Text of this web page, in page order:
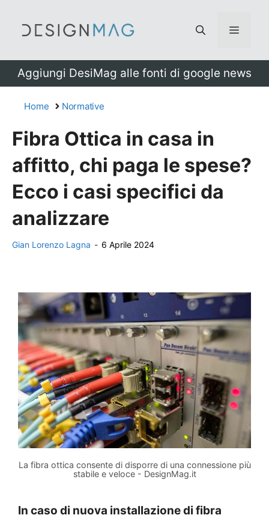
Menu
Aggiungi DesiMag alle fonti di google news
Home Normative
Fibra Ottica in casa in
affitto, chi paga le spese?
Ecco i casi specifici da
analizzare
Gian Lorenzo Lagna - 6 Aprile 2024
La fibra ottica consente di disporre di una connessione più
stabile e veloce - DesignMag.it
In caso di nuova installazione di fibra